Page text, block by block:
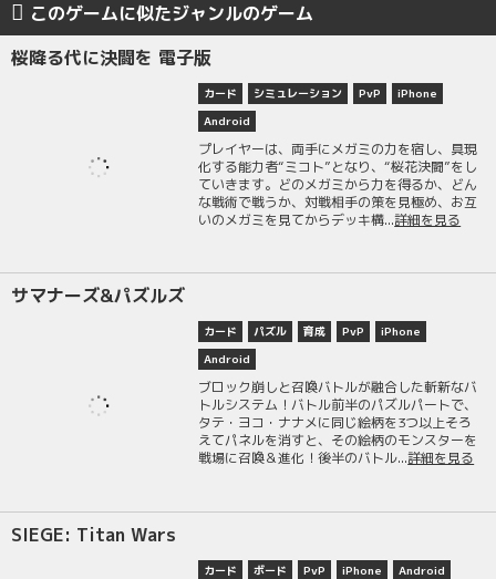
このゲームに似たジャンルのゲーム
桜降る代に決闘を 電子版
カード シミュレーション PvP
iPhone
Android
プレイヤーは、両手にメガミの力を宿し、具現
化する能力者“ミコト”となり、“桜花決闘”をし
ていきます。どのメガミから力を得るか、どん
な戦術で戦うか、対戦相手の策を見極め、お互
いのメガミを見てからデッキ構...詳細を見る
サマナーズ&パズルズ
カード パズル 育成 PvP
iPhone
Android
ブロック崩しと召喚バトルが融合した斬新なバ
トルシステム！バトル前半のパズルパートで、
タテ・ヨコ・ナナメに同じ絵柄を3つ以上そろ
えてパネルを消すと、その絵柄のモンスターを
戦場に召喚＆進化！後半のバトル...詳細を見る
SIEGE: Titan Wars
カード ボード PvP iPhone Android